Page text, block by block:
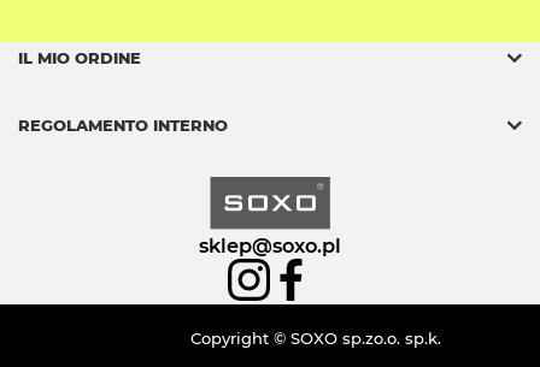
sklep@soxo.pl
IL MIO ORDINE
REGOLAMENTO INTERNO
Copyright © SOXO sp.zo.o. sp.k.